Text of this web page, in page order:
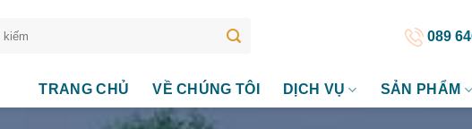
089
TRANG CHỦ VỀ CHÚNG TÔI DỊCH VỤ SẢN PHẨM